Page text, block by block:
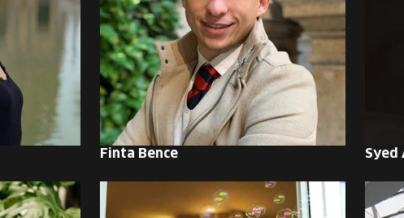
Finta Bence Syed